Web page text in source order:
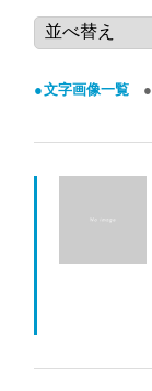
文字画像一覧